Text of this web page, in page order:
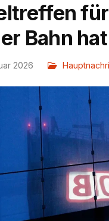
Bahn
2026